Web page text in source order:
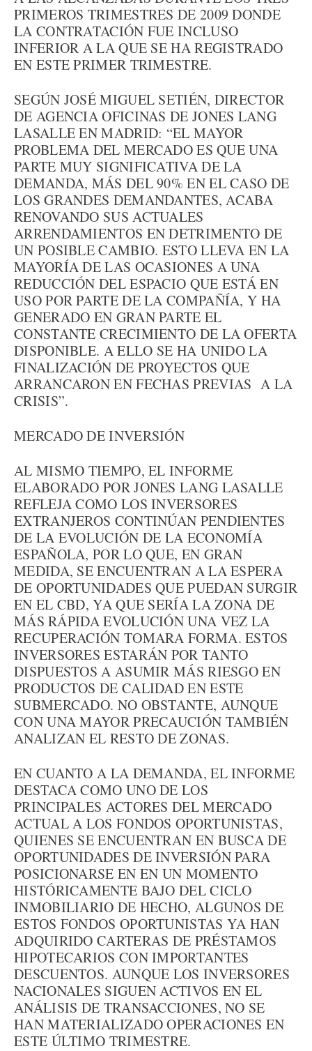
PRIMEROS TRIMESTRES DE 2009 DONDE
LA CONTRATACIÓN FUE INCLUSO
INFERIOR A LA QUE SE HA REGISTRADO
EN ESTE PRIMER TRIMESTRE.
SEGÚN JOSÉ MIGUEL SETIÉN, DIRECTOR
DE AGENCIA OFICINAS DE JONES LANG
LASALLE EN MADRID: “EL MAYOR
PROBLEMA DEL MERCADO ES QUE UNA
PARTE MUY SIGNIFICATIVA DE LA
DEMANDA, MÁS DEL 90% EN EL CASO DE
LOS GRANDES DEMANDANTES, ACABA
RENOVANDO SUS ACTUALES
ARRENDAMIENTOS EN DETRIMENTO DE
UN POSIBLE CAMBIO. ESTO LLEVA EN LA
MAYORÍA DE LAS OCASIONES A UNA
REDUCCIÓN DEL ESPACIO QUE ESTÁ EN
USO POR PARTE DE LA COMPAÑÍA, Y HA
GENERADO EN GRAN PARTE EL
CONSTANTE CRECIMIENTO DE LA OFERTA
DISPONIBLE. A ELLO SE HA UNIDO LA
FINALIZACIÓN DE PROYECTOS QUE
ARRANCARON EN FECHAS PREVIAS A LA
CRISIS”.
MERCADO DE INVERSIÓN
AL MISMO TIEMPO, EL INFORME
ELABORADO POR JONES LANG LASALLE
REFLEJA COMO LOS INVERSORES
EXTRANJEROS CONTINÚAN PENDIENTES
DE LA EVOLUCIÓN DE LA ECONOMÍA
ESPAÑOLA, POR LO QUE, EN GRAN
MEDIDA, SE ENCUENTRAN A LA ESPERA
DE OPORTUNIDADES QUE PUEDAN SURGIR
EN EL CBD, YA QUE SERÍA LA ZONA DE
MÁS RÁPIDA EVOLUCIÓN UNA VEZ LA
RECUPERACIÓN TOMARA FORMA. ESTOS
INVERSORES ESTARÁN POR TANTO
DISPUESTOS A ASUMIR MÁS RIESGO EN
PRODUCTOS DE CALIDAD EN ESTE
SUBMERCADO. NO OBSTANTE, AUNQUE
CON UNA MAYOR PRECAUCIÓN TAMBIÉN
ANALIZAN EL RESTO DE ZONAS.
EN CUANTO A LA DEMANDA, EL INFORME
DESTACA COMO UNO DE LOS
PRINCIPALES ACTORES DEL MERCADO
ACTUAL A LOS FONDOS OPORTUNISTAS,
QUIENES SE ENCUENTRAN EN BUSCA DE
OPORTUNIDADES DE INVERSIÓN PARA
POSICIONARSE EN EN UN MOMENTO
HISTÓRICAMENTE BAJO DEL CICLO
INMOBILIARIO DE HECHO, ALGUNOS DE
ESTOS FONDOS OPORTUNISTAS YA HAN
ADQUIRIDO CARTERAS DE PRÉSTAMOS
HIPOTECARIOS CON IMPORTANTES
DESCUENTOS. AUNQUE LOS INVERSORES
NACIONALES SIGUEN ACTIVOS EN EL
ANÁLISIS DE TRANSACCIONES, NO SE
HAN MATERIALIZADO OPERACIONES EN
ESTE ÚLTIMO TRIMESTRE.